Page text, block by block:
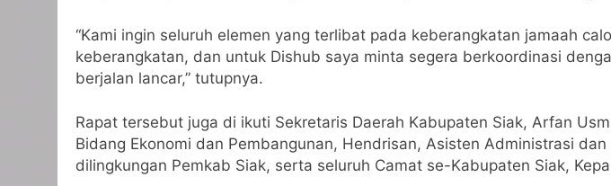
“Kami ingin seluruh elemen yang terlibat pada keberangkatan jamaah
keberangkatan, dan untuk Dishub saya minta segera berkoordinasi
berjalan lancar,” tutupnya.
Rapat tersebut juga di ikuti Sekretaris Daerah Kabupaten Siak, Arfan
Bidang Ekonomi dan Pembangunan, Hendrisan, Asisten Administrasi
dilingkungan Pemkab Siak, serta seluruh Camat se-Kabupaten Siak,